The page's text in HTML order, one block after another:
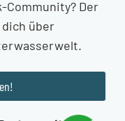
Der
über